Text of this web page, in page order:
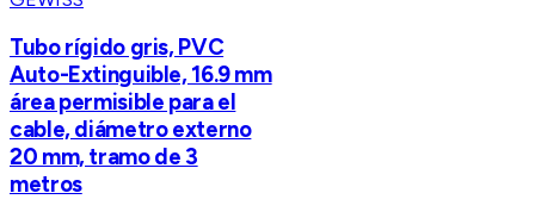
Tubo rígido gris, PVC
Auto-Extinguible, 16.9 mm
área permisible para el
cable, diámetro externo
20 mm, tramo de 3
metros